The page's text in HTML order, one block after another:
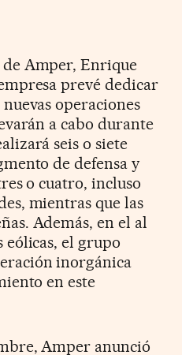
Amper, Enrique
prevé dedicar
operaciones
a cabo durante
seis o siete
de defensa y
o cuatro, incluso
mientras que las
Además, en el al
eólicas, el grupo
inorgánica
en este
Amper anunció